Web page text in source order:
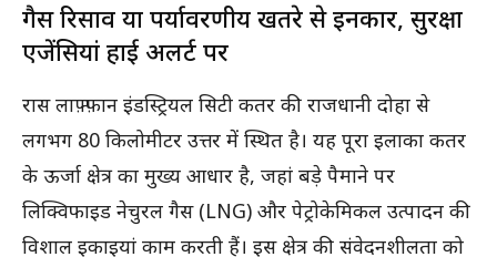
गैस रिसाव या पर्यावरणीय खतरे से इनकार, सुरक्षा
एजेंसियां हाई अलर्ट पर
रास लाफ़्फ़ान इंडस्ट्रियल सिटी कतर की राजधानी दोहा से
लगभग 80 किलोमीटर उत्तर में स्थित है। यह पूरा इलाका कतर
के ऊर्जा क्षेत्र का मुख्य आधार है, जहां बड़े पैमाने पर
लिक्विफाइड नेचुरल गैस (LNG) और पेट्रोकेमिकल उत्पादन की
विशाल इकाइयां काम करती हैं। इस क्षेत्र की संवेदनशीलता को